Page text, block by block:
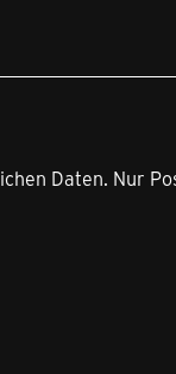
Daten. Nur